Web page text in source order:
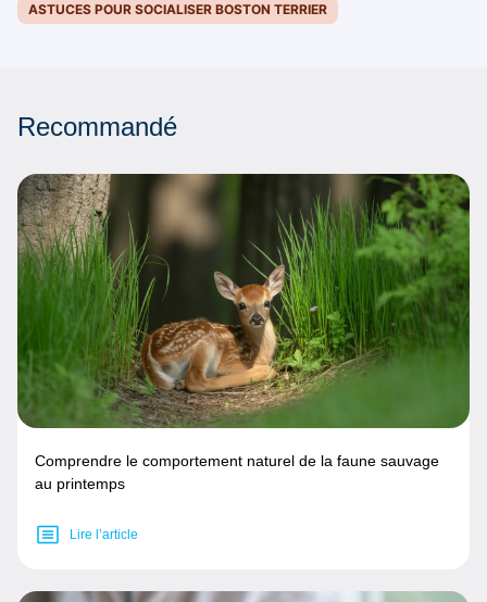
ASTUCES POUR SOCIALISER BOSTON TERRIER
Recommandé
Comprendre le comportement naturel de la faune sauvage
au printemps
Lire l’article